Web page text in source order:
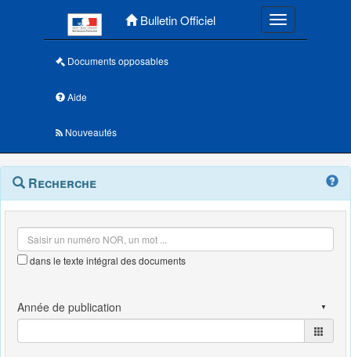
Bulletin Officiel Toggle
Documents opposables
Aide
Nouveautés
Navigation
outils
Menu
contextuel
Recherche
dans le texte intégral des documents